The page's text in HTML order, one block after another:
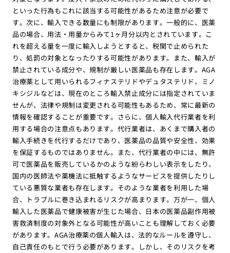
といった行為もこれに該当する可能性があるため注意が必要で
す。次に、輸入できる数量にも制限があります。一般的に、医薬
品の場合、用法・用量からみて1ヶ月分以内とされています。こ
れを超える量を一度に輸入しようとすると、税関で止められた
り、処罰の対象となったりする可能性があります。また、輸入が
禁止されている成分や、規制が厳しい医薬品も存在します。AGA
治療薬として用いられるフィナステリドやデュタステリド、ミノ
キシジルなどは、現在のところ輸入禁止成分には指定されていま
せんが、法律や規制は変更される可能性もあるため、常に最新の
情報を確認することが重要です。さらに、個人輸入代行業者を利
用する場合の注意点もあります。代行業者は、あくまで購入者の
輸入手続きを代行するだけであり、医薬品の品質や安全性、効果
を保証するものではありません。また、代行業者の中には、無許
可で医薬品を販売しているかのような紛らわしい表示をしたり、
国内の医師法や薬機法に抵触するようなサービスを提供したりし
ている悪質な業者も存在します。そのような業者を利用した場
合、トラブルに巻き込まれるリスクが高まります。万が一、個人
輸入した医薬品で健康被害が生じた場合、日本の医薬品副作用被
害救済制度の対象外となる可能性が高いことも理解しておく必要
があります。AGA治療薬の個人輸入は、法的なルールを遵守し、
自己責任のもとで行う必要があります。しかし、そのリスクを考